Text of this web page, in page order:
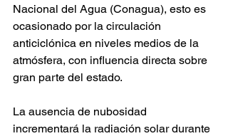
Nacional del Agua (Conagua), esto es
ocasionado por la circulación
anticiclónica en niveles medios de la
atmósfera, con influencia directa sobre
gran parte del estado.
La ausencia de nubosidad
incrementará la radiación solar durante